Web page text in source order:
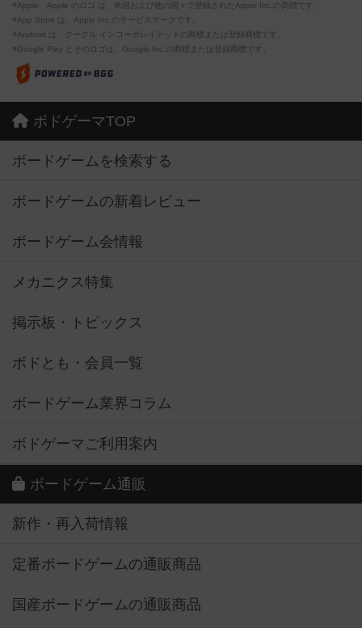
※Apple、Apple のロゴ は、米国および他の国々で登録されたApple Inc.の商標です。
※App Store は、Apple Inc.のサービスマークです。
※Android は、グーグル インコーポレイテッドの商標または登録商標です。
※Google Play とそのロゴは、Google Inc.の商標または登録商標です。
ボドゲーマTOP
ボードゲームを検索する
ボードゲームの新着レビュー
ボードゲーム会情報
メカニクス特集
掲示板・トピックス
ボドとも・会員一覧
ボードゲーム業界コラム
ボドゲーマご利用案内
ボードゲーム通販
新作・再入荷情報
定番ボードゲームの通販商品
国産ボードゲームの通販商品